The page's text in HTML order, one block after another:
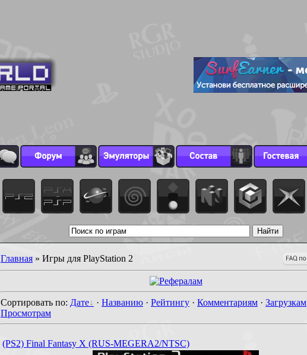
Главная » Игры для PlayStation 2
Сортировать по: Дате · Названию · Рейтингу · Комментариям · Загрузкам
Просмотрам
(PS2) Final Fantasy X (RUS-MEGERA2/NTSC)